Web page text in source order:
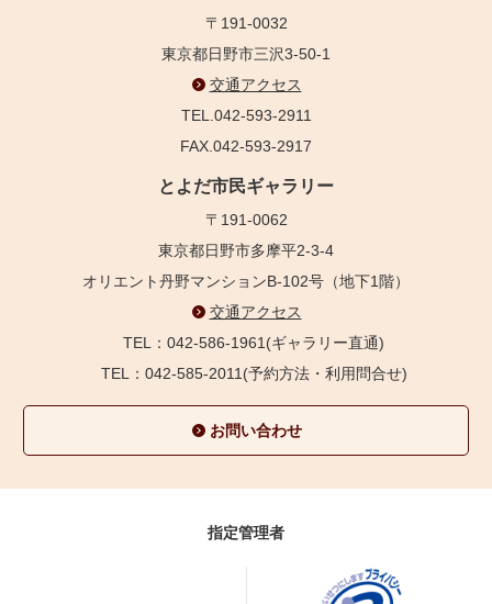
〒191-0032
東京都日野市三沢3-50-1
交通アクセス
TEL.042-593-2911
FAX.042-593-2917
とよだ市民ギャラリー
〒191-0062
東京都日野市多摩平2-3-4
オリエント丹野マンションB-102号（地下1階）
交通アクセス
TEL：042-586-1961(ギャラリー直通)
TEL：042-585-2011(予約方法・利用問合せ)
お問い合わせ
指定管理者